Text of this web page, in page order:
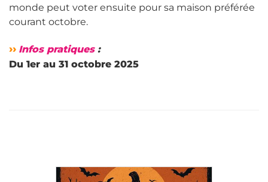
monde peut voter ensuite pour sa maison préférée
courant octobre.
›› Infos pratiques:
Du 1er au 31 octobre 2025